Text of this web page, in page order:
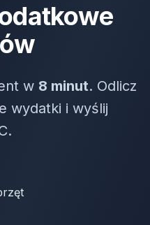
w 8 minut. Odlicz
wydatki i wyślij